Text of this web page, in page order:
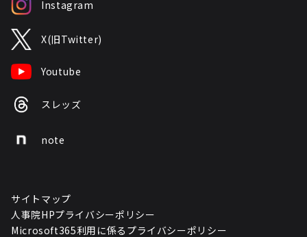
Instagram
X(旧Twitter)
Youtube
スレッズ
note
サイトマップ
人事院HPプライバシーポリシー
Microsoft365利用に係るプライバシーポリシー